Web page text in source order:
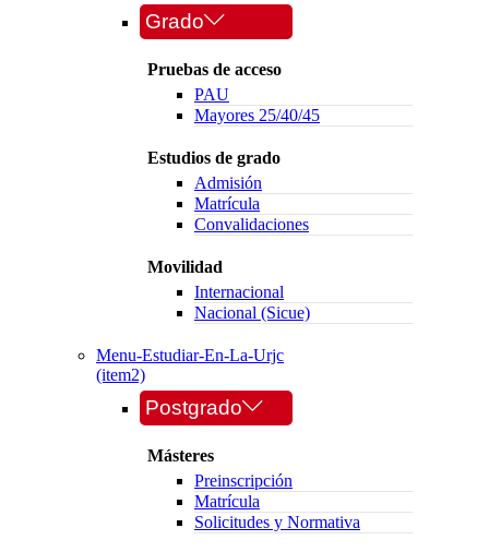
Grado
Pruebas de acceso
PAU
Mayores 25/40/45
Estudios de grado
Admisión
Matrícula
Convalidaciones
Movilidad
Internacional
Nacional (Sicue)
Menu-Estudiar-En-La-Urjc
(item2)
Postgrado
Másteres
Preinscripción
Matrícula
Solicitudes y Normativa